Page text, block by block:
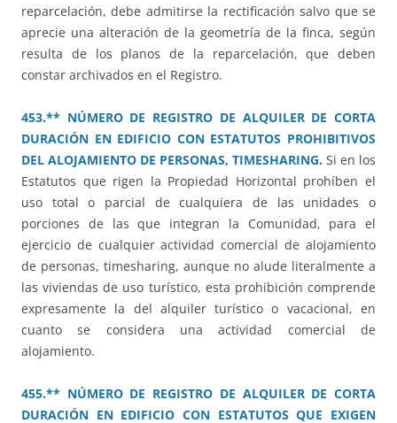
reparcelación, debe admitirse la rectificación salvo que se
aprecie una alteración de la geometría de la finca, según
resulta de los planos de la reparcelación, que deben
constar archivados en el Registro.
453.** NÚMERO DE REGISTRO DE ALQUILER DE CORTA
DURACIÓN EN EDIFICIO CON ESTATUTOS PROHIBITIVOS
DEL ALOJAMIENTO DE PERSONAS, TIMESHARING. Si en los
Estatutos que rigen la Propiedad Horizontal prohíben el
uso total o parcial de cualquiera de las unidades o
porciones de las que integran la Comunidad, para el
ejercicio de cualquier actividad comercial de alojamiento
de personas, timesharing, aunque no alude literalmente a
las viviendas de uso turístico, esta prohibición comprende
expresamente la del alquiler turístico o vacacional, en
cuanto se considera una actividad comercial de
alojamiento.
455.** NÚMERO DE REGISTRO DE ALQUILER DE CORTA
DURACIÓN EN EDIFICIO CON ESTATUTOS QUE EXIGEN